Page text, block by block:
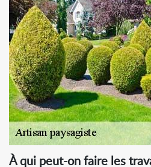
À qui peut-on faire les